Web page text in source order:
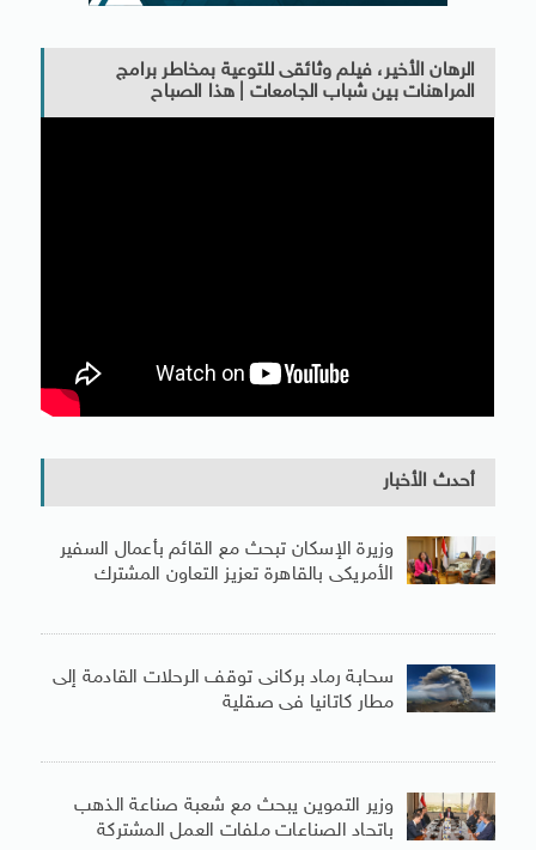
الرهان الأخير، فيلم وثائقى للتوعية بمخاطر برامج
المراهنات بين شباب الجامعات | هذا الصباح
أحدث الأخبار
وزيرة الإسكان تبحث مع القائم بأعمال السفير
الأمريكى بالقاهرة تعزيز التعاون المشترك
سحابة رماد بركانى توقف الرحلات القادمة إلى
مطار كاتانيا فى صقلية
وزير التموين يبحث مع شعبة صناعة الذهب
باتحاد الصناعات ملفات العمل المشتركة